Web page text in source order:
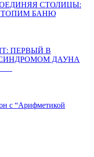
СТОЛИЦЫ:
ТОПИМ БАНЮ
ПЕРВЫЙ В
ДАУНА
с “Арифметикой